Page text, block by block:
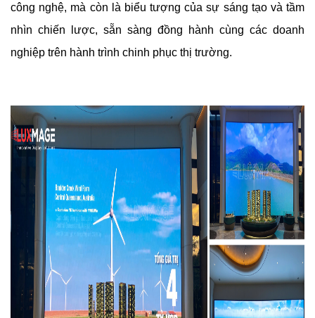
công nghệ, mà còn là biểu tượng của sự sáng tạo và tầm
nhìn chiến lược, sẵn sàng đồng hành cùng các doanh
nghiệp trên hành trình chinh phục thị trường.